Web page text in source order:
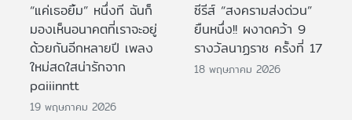
“แค่เธอยิ้ม” หนึ่งที ฉันก็
มองเห็นอนาคตที่เราจะอยู่
ด้วยกันอีกหลายปี เพลง
ใหม่สดใสน่ารักจาก
paiiinntt
19 พฤษภาคม 2026
ซีรีส์ “สงครามส่งด่วน”
ยืนหนึ่ง!! ผงาดคว้า 9
รางวัลนาฏราช ครั้งที่ 17
18 พฤษภาคม 2026